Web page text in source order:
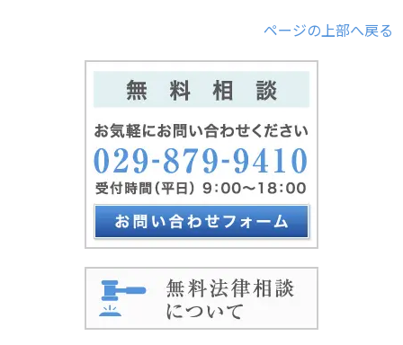
ページの上部へ戻る